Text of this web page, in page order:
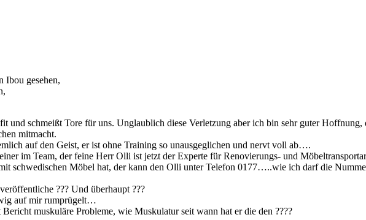
Ibou gesehen,
und schmeißt Tore für uns. Unglaublich diese Verletzung aber ich bin sehr guter
mitmacht.
auf den Geist, er ist ohne Training so unausgeglichen und nervt voll ab….
im Team, der feine Herr Olli ist jetzt der Experte für Renovierungs- und
schwedischen Möbel hat, der kann den Olli unter Telefon 0177…..wie ich darf die
??? Und überhaupt ???
auf mir rumprügelt…
muskuläre Probleme, wie Muskulatur seit wann hat er die den ????